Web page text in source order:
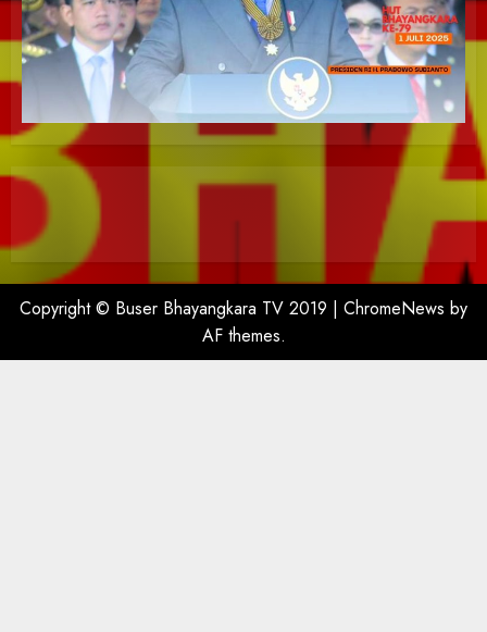
Copyright © Buser Bhayangkara TV 2019 | ChromeNews by
AF themes.